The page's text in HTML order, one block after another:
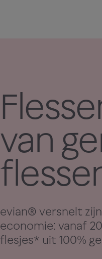
van
evian® versnelt
economie: vanaf
flesjes* uit 100%